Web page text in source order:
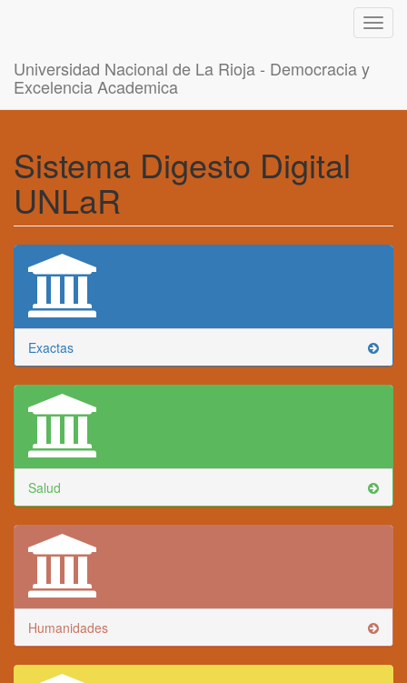
Universidad Nacional de La Rioja - Democracia y
Excelencia Academica
Sistema Digesto Digital
UNLaR
Exactas
Salud
Humanidades